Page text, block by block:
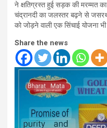
ने क्षतिग्रस्त हुई सड़क की मरम्मत
चंद्रानदी का जलस्तर बढ़ने से
को जोड़ने वाली एक सिंचाई योजना
Share the news